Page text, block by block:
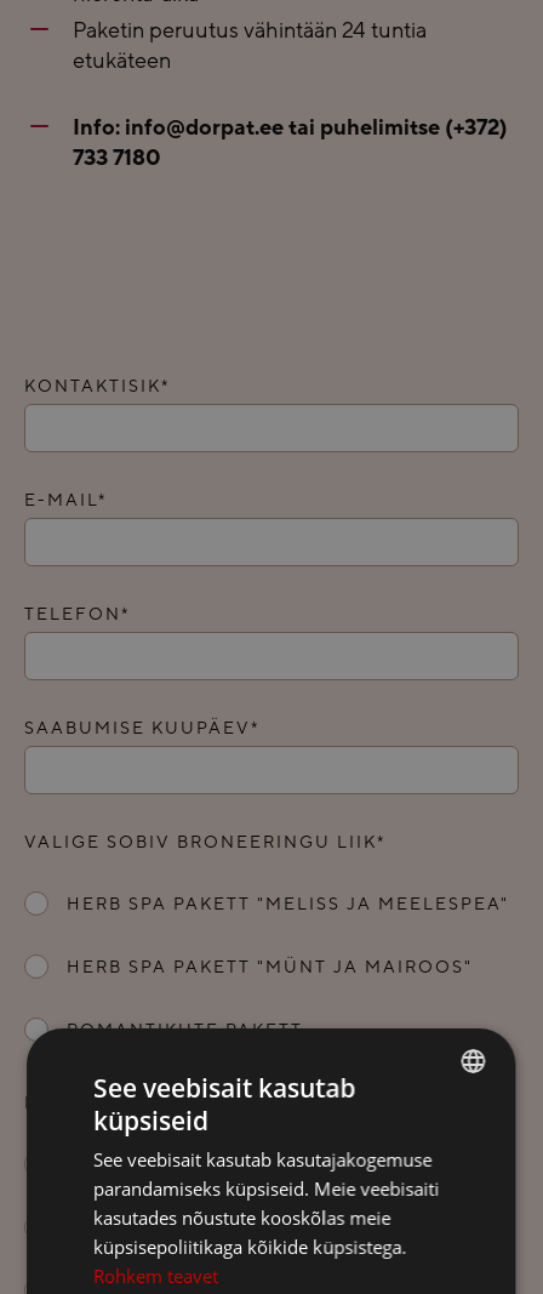
Paketin peruutus vähintään 24 tuntia
etukäteen
Info: info@dorpat.eetai puhelimitse (+372)
733 7180
KONTAKTISIK*
E-MAIL*
TELEFON*
SAABUMISE KUUPÄEV*
VALIGE SOBIV BRONEERINGU LIIK*
HERB SPA PAKETT "MELISS JA MEELESPEA"
HERB SPA PAKETT "MÜNT JA MAIROOS"
ROMANTIKUTE PAKETT
EELISTATAV TOATÜÜP*
STANDARD TUBA
SUPERIOR TUBA
FINNISH
See veebisait kasutab
küpsiseid
See veebisait kasutab kasutajakogemuse
parandamiseks küpsiseid. Meie veebisaiti
kasutades nõustute kooskõlas meie
küpsisepoliitikaga kõikide küpsistega.
Rohkem teavet